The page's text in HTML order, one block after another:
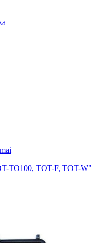
TO100, TOT-F, TOT-W"